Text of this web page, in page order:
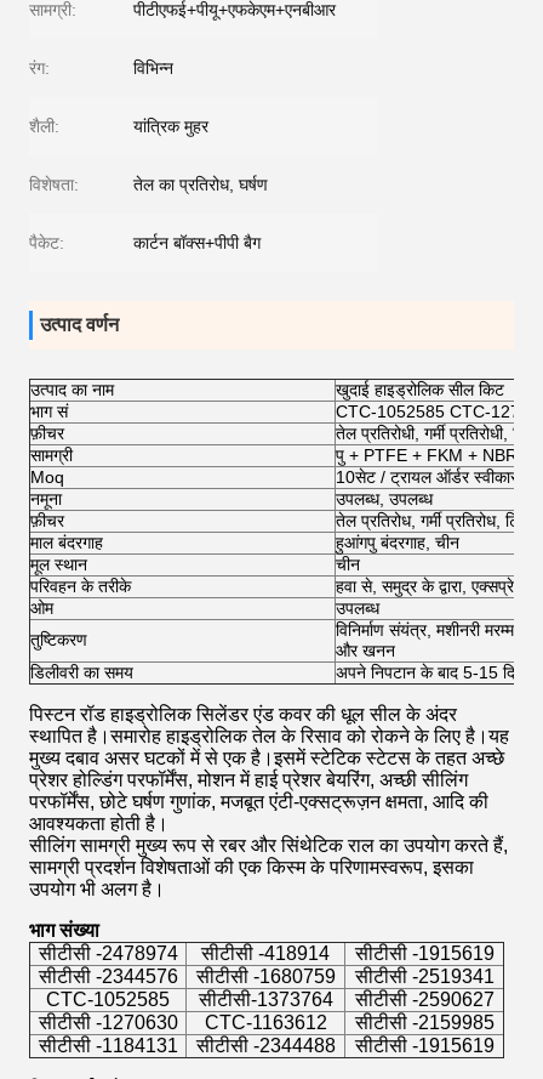
सामग्री: पीटीएफई+पीयू+एफकेएम+एनबीआर
रंग: विभिन्न
शैली: यांत्रिक मुहर
विशेषता: तेल का प्रतिरोध, घर्षण
पैकेट: कार्टन बॉक्स+पीपी बैग
उत्पाद वर्णन
उत्पाद का नाम
खुदाई हाइड्रोलिक सील किट
भाग सं
CTC-1052585 CTC-
फ़ीचर
तेल प्रतिरोधी, गर्मी प्रतिरोधी,
सामग्री
पु + PTFE + FKM + NBR
Moq
10सेट / ट्रायल ऑर्डर स्वीकार करें
नमूना
उपलब्ध, उपलब्ध
फ़ीचर
तेल प्रतिरोध, गर्मी प्रतिरोध,
माल बंदरगाह
हुआंगपु बंदरगाह, चीन
मूल स्थान
चीन
परिवहन के तरीके
हवा से, समुद्र के द्वारा, एक्सप्रेस
ओम
उपलब्ध
तुष्टिकरण
विनिर्माण संयंत्र, मशीनरी मरम्मत
और खनन
डिलीवरी का समय
अपने निपटान के बाद 5-15 दिनों
पिस्टन रॉड हाइड्रोलिक सिलेंडर एंड कवर की धूल सील के अंदर
स्थापित है।समारोह हाइड्रोलिक तेल के रिसाव को रोकने के लिए है।यह
मुख्य दबाव असर घटकों में से एक है।इसमें स्टेटिक स्टेटस के तहत अच्छे
प्रेशर होल्डिंग परफॉर्मेंस, मोशन में हाई प्रेशर बेयरिंग, अच्छी सीलिंग
परफॉर्मेंस, छोटे घर्षण गुणांक, मजबूत एंटी-एक्सट्रूज़न क्षमता, आदि की
आवश्यकता होती है।
सीलिंग सामग्री मुख्य रूप से रबर और सिंथेटिक राल का उपयोग करते हैं,
सामग्री प्रदर्शन विशेषताओं की एक किस्म के परिणामस्वरूप, इसका
उपयोग भी अलग है।
भाग संख्या
सीटीसी -2478974
सीटीसी -418914
सीटीसी -1915619
सीटीसी -2344576
सीटीसी -1680759
सीटीसी -2519341
CTC-1052585
सीटीसी-1373764
सीटीसी -2590627
सीटीसी -1270630
CTC-1163612
सीटीसी -2159985
सीटीसी -1184131
सीटीसी -2344488 सीटीसी -1915619